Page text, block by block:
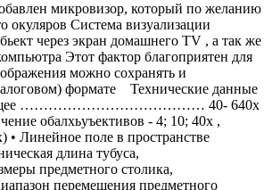
микровизор, который по желанию
окуляров Система визуализации
через экран домашнего TV , а так же
Этот фактор благоприятен для
можно сохранять и
формате Технические данные
общее ………………………………… 40- 640х
обалхьуъективов - 4; 10; 40х ,
• Линейное поле в пространстве
длина тубуса,
предметного столика,
перемещения предметного